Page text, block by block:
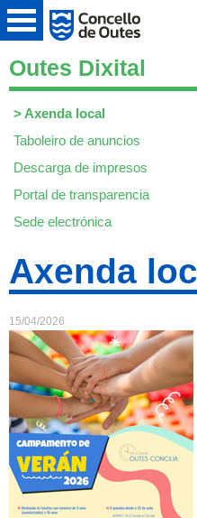
Outes Dixital
> Axenda local
Taboleiro de anuncios
Descarga de impresos
Portal de transparencia
Sede electrónica
Axenda
15/04/2026